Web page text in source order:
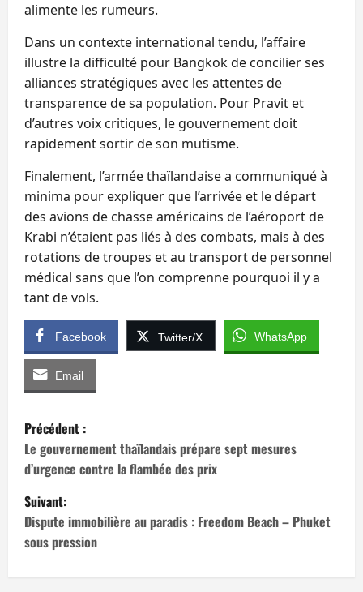
alimente les rumeurs.
Dans un contexte international tendu, l’affaire
illustre la difficulté pour Bangkok de concilier ses
alliances stratégiques avec les attentes de
transparence de sa population. Pour Pravit et
d’autres voix critiques, le gouvernement doit
rapidement sortir de son mutisme.
Finalement, l’armée thaïlandaise a communiqué à
minima pour expliquer que l’arrivée et le départ
des avions de chasse américains de l’aéroport de
Krabi n’étaient pas liés à des combats, mais à des
rotations de troupes et au transport de personnel
médical sans que l’on comprenne pourquoi il y a
tant de vols.
Facebook Twitter/X WhatsApp
Email
N
a
v
i
g
Précédent :
Le gouvernement thaïlandais prépare sept mesures
d’urgence contre la flambée des prix
Suivant:
Dispute immobilière au paradis : Freedom Beach – Phuket
sous pression